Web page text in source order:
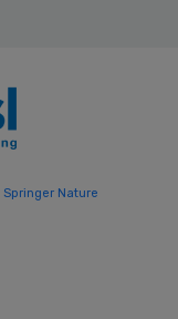
Springer Nature